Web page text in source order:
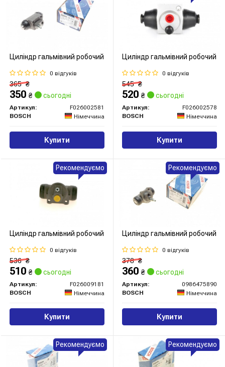
Циліндр гальмівний робочий
0 відгуків
365₴
350 ₴ сьогодні
Артикул:
F026002581
BOSCH
Німеччина
Купити
Циліндр гальмівний робочий
0 відгуків
545₴
520 ₴ сьогодні
Артикул:
F026002578
BOSCH
Німеччина
Купити
Циліндр гальмівний робочий
0 відгуків
536₴
510 ₴ сьогодні
Артикул:
F026009181
BOSCH
Німеччина
Купити
Рекомендуємо
Циліндр гальмівний робочий
0 відгуків
378₴
360 ₴ сьогодні
Артикул:
0986475890
BOSCH
Німеччина
Купити
Рекомендуємо
Рекомендуємо Рекомендуємо